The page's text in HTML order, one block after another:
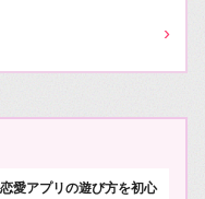
›
愛アプリの遊び方を初心